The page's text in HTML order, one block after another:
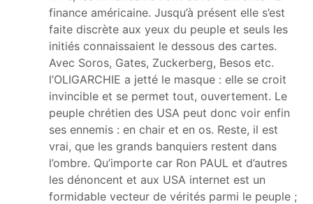
finance américaine. Jusqu’à présent elle s’est
faite discrète aux yeux du peuple et seuls les
initiés connaissaient le dessous des cartes.
Avec Soros, Gates, Zuckerberg, Besos etc.
l’OLIGARCHIE a jetté le masque : elle se croit
invincible et se permet tout, ouvertement. Le
peuple chrétien des USA peut donc voir enfin
ses ennemis : en chair et en os. Reste, il est
vrai, que les grands banquiers restent dans
l’ombre. Qu’importe car Ron PAUL et d’autres
les dénoncent et aux USA internet est un
formidable vecteur de vérités parmi le peuple ;